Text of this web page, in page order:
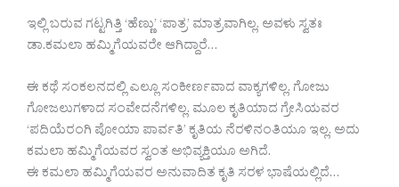
ಇಲ್ಲಿ ಬರುವ ಗಟ್ಟಗಿತ್ತಿ ‘ಹೆಣ್ಣು’ ‘ಪಾತ್ರ’ ಮಾತ್ರವಾಗಿಲ್ಲ. ಅವಳು ಸ್ವತಃ
ಡಾ.ಕಮಲಾ ಹಮ್ಮಿಗೆಯವರೇ ಆಗಿದ್ದಾರೆ…
ಈ ಕಥೆ ಸಂಕಲನದಲ್ಲಿ ಎಲ್ಲೂ ಸಂಕೀರ್ಣವಾದ ವಾಕ್ಯಗಳಿಲ್ಲ. ಗೋಜು
ಗೋಜಲುಗಳಾದ ಸಂವೇದನೆಗಳಿಲ್ಲ. ಮೂಲ ಕೃತಿಯಾದ ಗ್ರೇಸಿಯವರ
‘ಪದಿಯೆರಂಗಿ ಪೋಯಾ ಪಾರ್ವತಿ’ ಕೃತಿಯ ನೆರಳಿನಂತಿಯೂ ಇಲ್ಲ. ಅದು
ಕಮಲಾ ಹಮ್ಮಿಗೆಯವರ ಸ್ವಂತ ಅಭಿವ್ಯಕ್ತಿಯೂ ಅಗಿದೆ.
ಈ ಕಮಲಾ ಹಮ್ಮಿಗೆಯವರ ಅನುವಾದಿತ ಕೃತಿ ಸರಳ ಭಾಷೆಯಲ್ಲಿದೆ…